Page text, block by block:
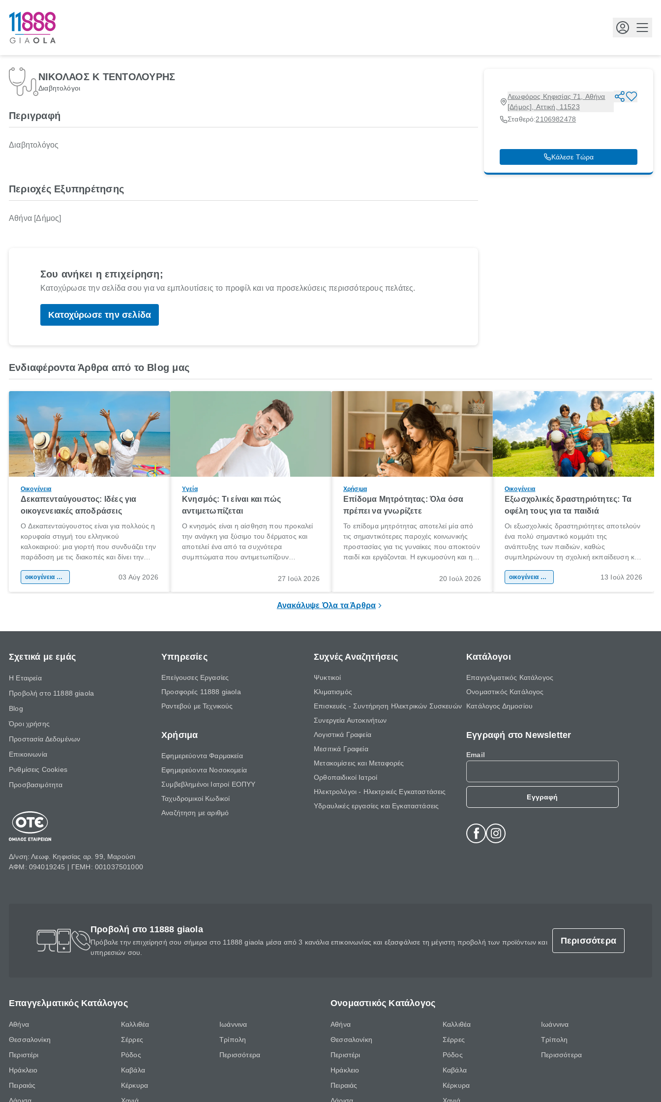
ΝΙΚΟΛΑΟΣ Κ ΤΕΝΤΟΛΟΥΡΗΣ
Διαβητολόγοι
Λεωφόρος Κηφισίας 71, Αθήνα
[Δήμος], Αττική, 11523
Σταθερό:2106982478
Κάλεσε Τώρα
Περιγραφή
Διαβητολόγος
Περιοχές Εξυπηρέτησης
Αθήνα [Δήμος]
Σου ανήκει η επιχείρηση;
Κατοχύρωσε την σελίδα σου για να εμπλουτίσεις το προφίλ και να προσελκύσεις περισσότερους πελάτες.
Κατοχύρωσε την σελίδα
Ενδιαφέροντα Άρθρα από το Blog μας
Οικογένεια
Δεκαπενταύγουστος: Ιδέες για
οικογενειακές αποδράσεις
Ο Δεκαπενταύγουστος είναι για πολλούς η
κορυφαία στιγμή του ελληνικού
καλοκαιριού: μια γιορτή που συνδυάζει την
παράδοση με τις διακοπές και δίνει την
χώρας. Είτε πρόκειται για λίγες μέρες
οικογένεια & παιδί 03 Αύγ 2026
Υγεία
Κνησμός: Τι είναι και πώς
αντιμετωπίζεται
Ο κνησμός είναι η αίσθηση που προκαλεί
την ανάγκη για ξύσιμο του δέρματος και
αποτελεί ένα από τα συχνότερα
συμπτώματα που αντιμετωπίζουν
πληροφορίες για το «κνησμός τι είναι»,
27 Ιούλ 2026
Χρήσιμα
Επίδομα Μητρότητας: Όλα όσα
πρέπει να γνωρίζετε
Το επίδομα μητρότητας αποτελεί μία από
τις σημαντικότερες παροχές κοινωνικής
προστασίας για τις γυναίκες που αποκτούν
παιδί και εργάζονται. Η εγκυμοσύνη και η
σημαντική περίοδος στη ζωή κάθε20 Ιούλ 2026
Οικογένεια
Εξωσχολικές δραστηριότητες: Τα
οφέλη τους για τα παιδιά
Οι εξωσχολικές δραστηριότητες αποτελούν
ένα πολύ σημαντικό κομμάτι της
ανάπτυξης των παιδιών, καθώς
συμπληρώνουν τη σχολική εκπαίδευση και
της προσωπικότητας, της κοινωνικότητας
οικογένεια & παιδί 13 Ιούλ 2026
Ανακάλυψε Όλα τα Άρθρα
Σχετικά με εμάς
Η Εταιρεία
Προβολή στο 11888 giaola
Blog
Όροι χρήσης
Προστασία Δεδομένων
Επικοινωνία
Ρυθμίσεις Cookies
Προσβασιμότητα
Δ/νση: Λεωφ. Κηφισίας αρ. 99, Μαρούσι
ΑΦΜ: 094019245 | ΓΕΜΗ: 001037501000
Υπηρεσίες
Επείγουσες Εργασίες
Προσφορές 11888 giaola
Ραντεβού με Τεχνικούς
Χρήσιμα
Εφημερεύοντα Φαρμακεία
Εφημερεύοντα Νοσοκομεία
Συμβεβλημένοι Ιατροί ΕΟΠΥΥ
Ταχυδρομικοί Κωδικοί
Αναζήτηση με αριθμό
Συχνές Αναζητήσεις
Ψυκτικοί
Κλιματισμός
Επισκευές - Συντήρηση Ηλεκτρικών Συσκευών
Συνεργεία Αυτοκινήτων
Λογιστικά Γραφεία
Μεσιτικά Γραφεία
Μετακομίσεις και Μεταφορές
Ορθοπαιδικοί Ιατροί
Ηλεκτρολόγοι - Ηλεκτρικές Εγκαταστάσεις
Υδραυλικές εργασίες και Εγκαταστάσεις
Κατάλογοι
Επαγγελματικός Κατάλογος
Ονομαστικός Κατάλογος
Κατάλογος Δημοσίου
Εγγραφή στο Newsletter
Email
Εγγραφή
Προβολή στο 11888 giaola
Πρόβαλε την επιχείρησή σου σήμερα στο 11888 giaola μέσα από 3 κανάλια επικοινωνίας και εξασφάλισε τη μέγιστη προβολή των προϊόντων και
υπηρεσιών σου.
Περισσότερα
Επαγγελματικός Κατάλογος
Αθήνα
Θεσσαλονίκη
Περιστέρι
Ηράκλειο
Πειραιάς
Καλλιθέα
Σέρρες
Ρόδος
Καβάλα
Κέρκυρα
Ιωάννινα
Τρίπολη
Περισσότερα
Ονομαστικός Κατάλογος
Αθήνα
Θεσσαλονίκη
Περιστέρι
Ηράκλειο
Πειραιάς
Καλλιθέα
Σέρρες
Ρόδος
Καβάλα
Κέρκυρα
Ιωάννινα
Τρίπολη
Περισσότερα